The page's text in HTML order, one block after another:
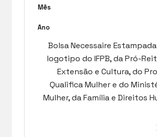
Bolsa Necessaire
logotipo do IFPB, da Pró-
Extensão e Cultura, do
Qualifica Mulher e do
Mulher, da Família e Direitos